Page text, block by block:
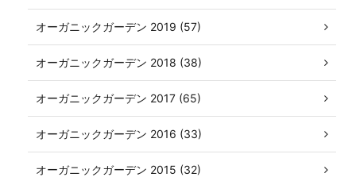
オーガニックガーデン 2019 (57)
オーガニックガーデン 2018 (38)
オーガニックガーデン 2017 (65)
オーガニックガーデン 2016 (33)
オーガニックガーデン 2015 (32)